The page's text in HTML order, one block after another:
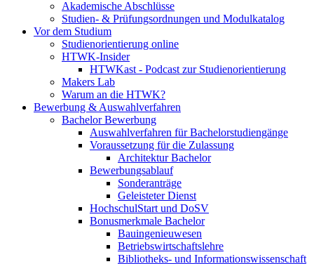
Akademische Abschlüsse
Studien- & Prüfungsordnungen und Modulkatalog
Vor dem Studium
Studienorientierung online
HTWK-Insider
HTWKast - Podcast zur Studienorientierung
Makers Lab
Warum an die HTWK?
Bewerbung & Auswahlverfahren
Bachelor Bewerbung
Auswahlverfahren für Bachelorstudiengänge
Voraussetzung für die Zulassung
Architektur Bachelor
Bewerbungsablauf
Sonderanträge
Geleisteter Dienst
HochschulStart und DoSV
Bonusmerkmale Bachelor
Bauingenieuwesen
Betriebswirtschaftslehre
Bibliotheks- und Informationswissenschaft